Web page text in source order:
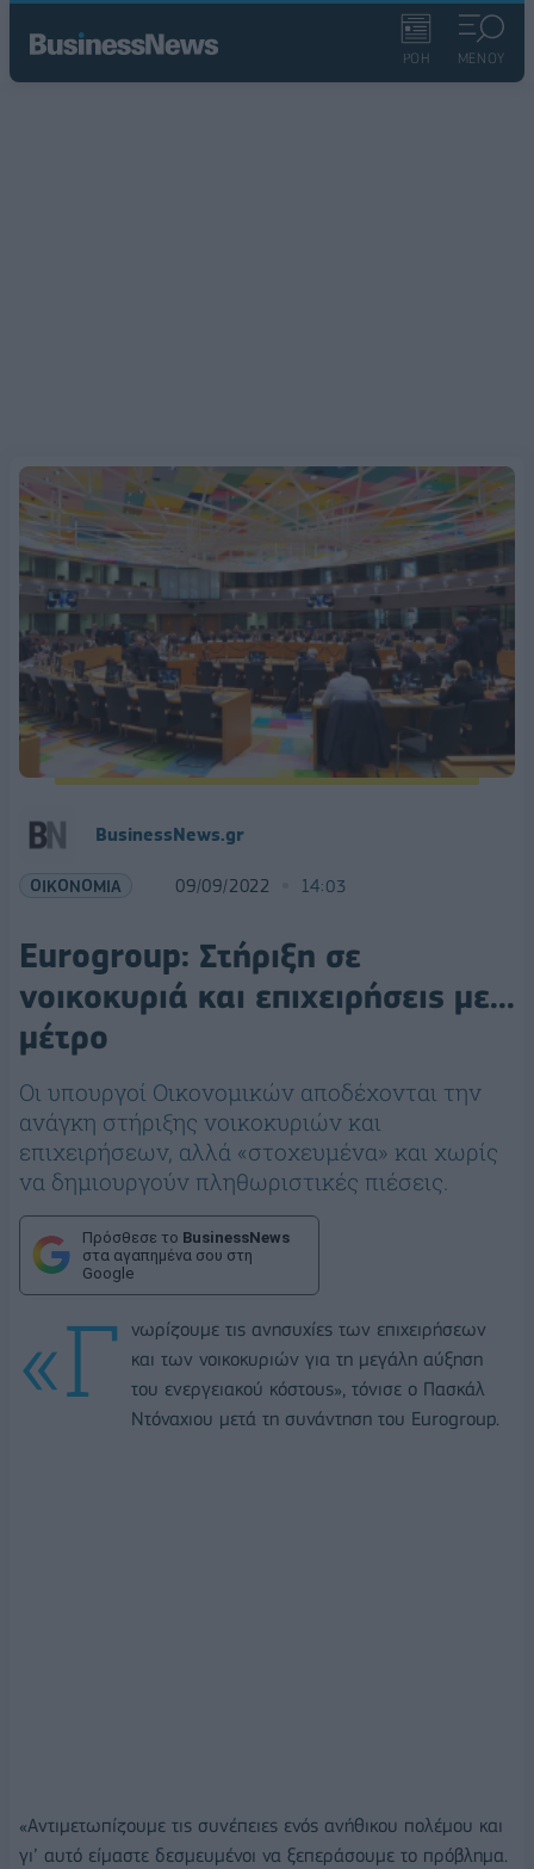
ΡΟΗ ΜΕΝΟΥ
BusinessNews.gr
ΟΙΚΟΝΟΜΙΑ 09/09/2022 14:03
Eurogroup: Στήριξη σε
νοικοκυριά και επιχειρήσεις με...
μέτρο
Οι υπουργοί Οικονομικών αποδέχονται την
ανάγκη στήριξης νοικοκυριών και
επιχειρήσεων, αλλά «στοχευμένα» και χωρίς
να δημιουργούν πληθωριστικές πιέσεις.
Πρόσθεσε το BusinessNews
στα αγαπημένα σου στη
Google
«Γ
νωρίζουμε τις ανησυχίες των επιχειρήσεων
και των νοικοκυριών για τη μεγάλη αύξηση
του ενεργειακού κόστους», τόνισε ο Πασκάλ
Ντόναχιου μετά τη συνάντηση του Eurogroup.
«Αντιμετωπίζουμε τις συνέπειες ενός ανήθικου πολέμου και
γι’ αυτό είμαστε δεσμευμένοι να ξεπεράσουμε το πρόβλημα.